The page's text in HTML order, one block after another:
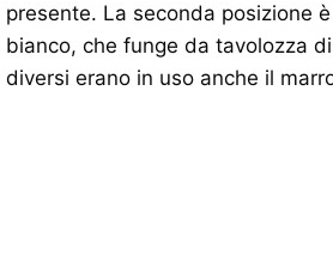
presente. La seconda posizione
bianco, che funge da tavolozza
diversi erano in uso anche il